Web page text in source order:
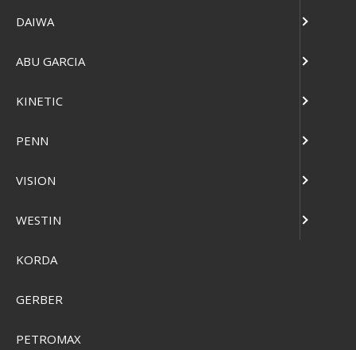
SEK 190,00
DAIWA
ABU GARCIA
KINETIC
PENN
VISION
WESTIN
KORDA
GERBER
PETROMAX